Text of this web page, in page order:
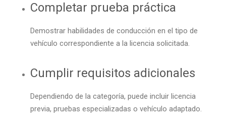
Completar prueba práctica
Demostrar habilidades de conducción en el tipo de
vehículo correspondiente a la licencia solicitada.
Cumplir requisitos adicionales
Dependiendo de la categoría, puede incluir licencia
previa, pruebas especializadas o vehículo adaptado.